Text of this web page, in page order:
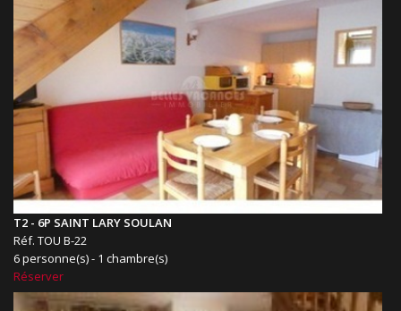
T2 - 6P SAINT LARY SOULAN
Réf. TOU B-22
6 personne(s) - 1 chambre(s)
Réserver